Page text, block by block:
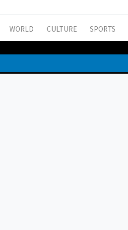
WORLD CULTURE SPORTS